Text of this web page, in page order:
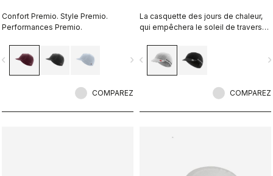
Confort Premio. Style Premio.
Performances Premio.
navigate_next
COMPAREZ
La casquette des jours de chaleur,
qui empêchera le soleil de traverser
navigate_before
COMPAREZ